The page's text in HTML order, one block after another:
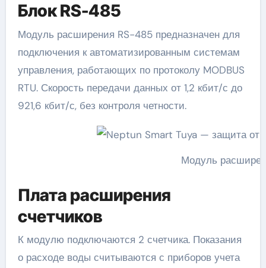
Блок RS-485
Модуль расширения RS-485 предназначен для
подключения к автоматизированным системам
управления, работающих по протоколу MODBUS
RTU. Скорость передачи данных от 1,2 кбит/с до
921,6 кбит/с, без контроля четности.
Модуль
Плата расширения
счетчиков
К модулю подключаются 2 счетчика. Показания
о расходе воды считываются с приборов учета